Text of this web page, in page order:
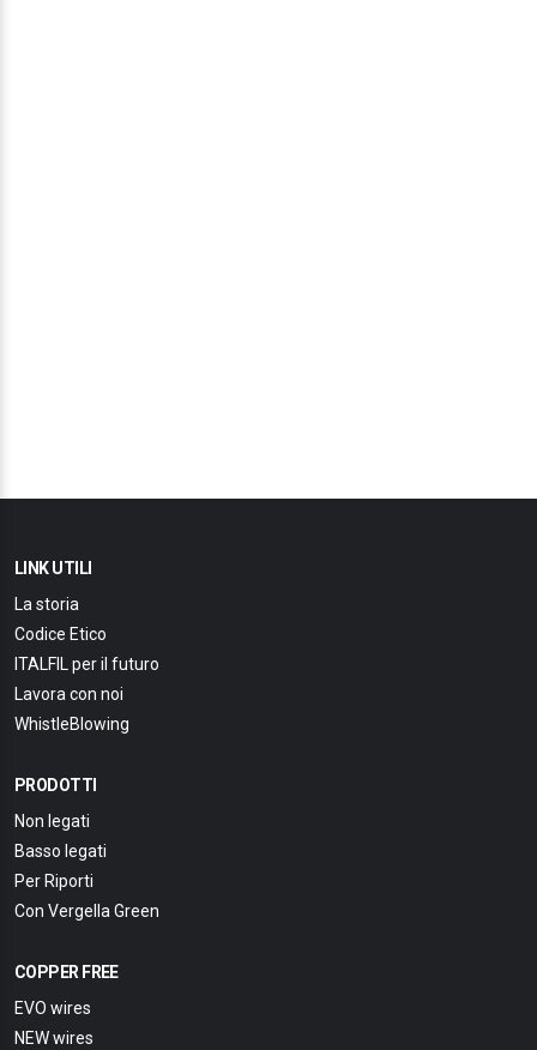
LINK UTILI
La storia
Codice Etico
ITALFIL per il futuro
Lavora con noi
WhistleBlowing
PRODOTTI
Non legati
Basso legati
Per Riporti
Con Vergella Green
COPPER FREE
EVO wires
NEW wires